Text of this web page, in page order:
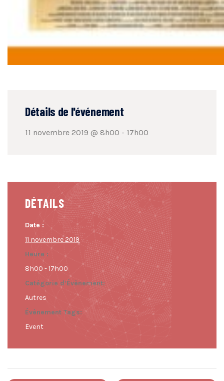
Détails de l'événement
11 novembre 2019 @ 8h00 - 17h00
DÉTAILS
Date :
11 novembre 2019
Heure :
8h00 - 17h00
Catégorie d’Évènement:
Autres
Évènement Tags:
Event